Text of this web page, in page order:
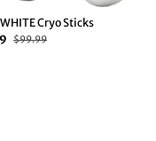
WHITE Cryo Sticks
$99.99